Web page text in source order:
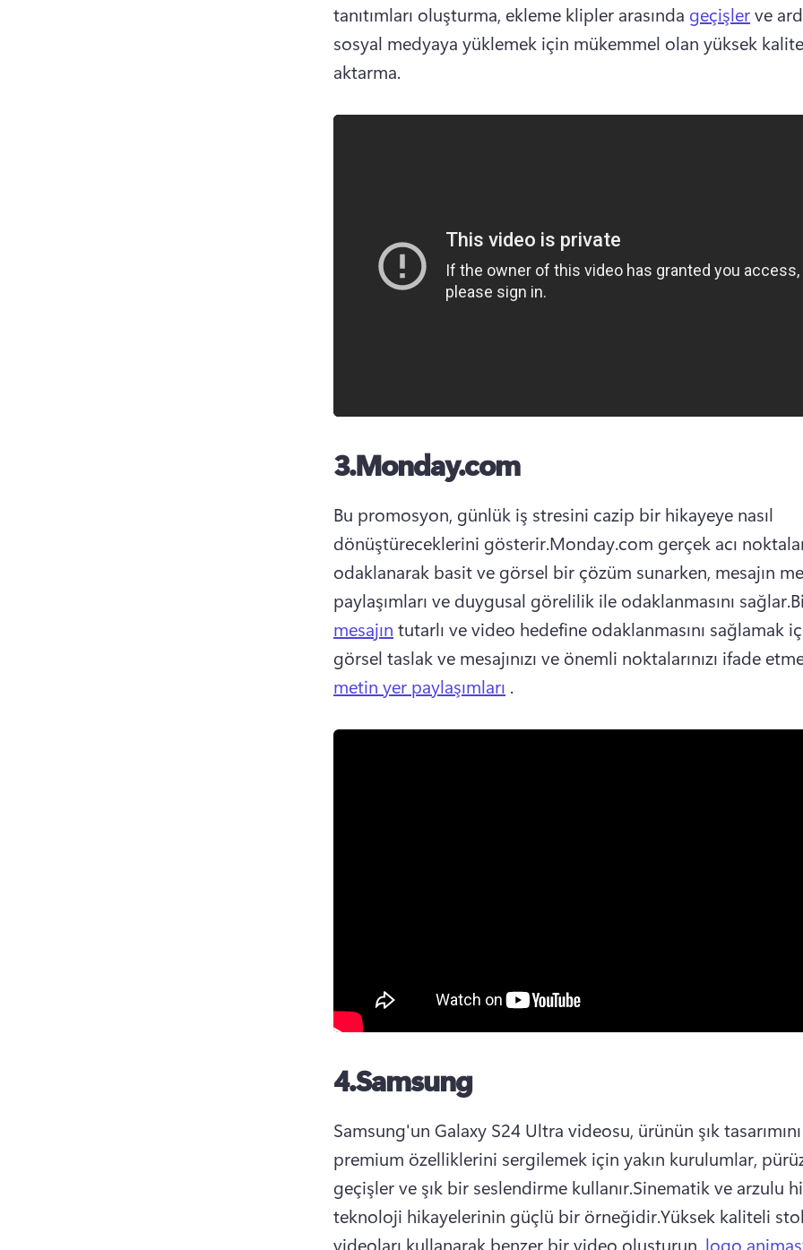
tanıtımları oluşturma, ekleme klipler arasında geçişler ve
sosyal medyaya yüklemek için mükemmel olan yüksek
aktarma.
3.Monday.com
Bu promosyon, günlük iş stresini cazip bir hikayeye nasıl
dönüştüreceklerini gösterir.Monday.com gerçek acı
odaklanarak basit ve görsel bir çözüm sunarken, mesajın
paylaşımları ve duygusal görelilik ile odaklanmasını sağlar.
mesajın tutarlı ve video hedefine odaklanmasını sağlamak
görsel taslak ve mesajınızı ve önemli noktalarınızı ifade
metin yer paylaşımları .
4.Samsung
Samsung'un Galaxy S24 Ultra videosu, ürünün şık
premium özelliklerini sergilemek için yakın kurulumlar,
geçişler ve şık bir seslendirme kullanır.Sinematik ve arzulu
teknoloji hikayelerinin güçlü bir örneğidir.Yüksek kaliteli
videoları kullanarak benzer bir video oluşturun, logo